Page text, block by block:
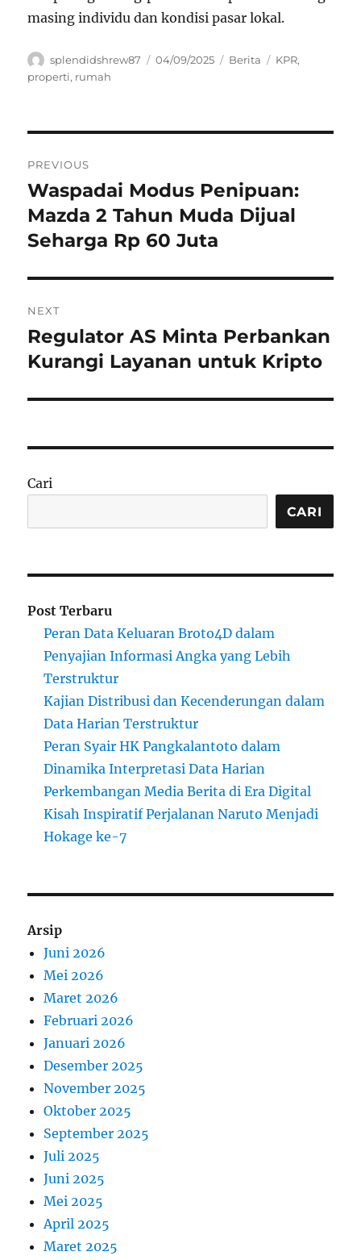
masing individu dan kondisi pasar lokal.
Author
splendidshrew87
Posted
04/09/2025 Categories
Berita Tags
KPR,
properti, rumah
pos
PREVIOUS
Previous
post:
Waspadai Modus Penipuan:
Mazda 2 Tahun Muda Dijual
Seharga Rp 60 Juta
NEXT
Next
post:
Regulator AS Minta Perbankan
Kurangi Layanan untuk Kripto
Cari
CARI
Post Terbaru
Peran Data Keluaran Broto4D dalam
Penyajian Informasi Angka yang Lebih
Terstruktur
Kajian Distribusi dan Kecenderungan dalam
Data Harian Terstruktur
Peran Syair HK Pangkalantoto dalam
Dinamika Interpretasi Data Harian
Perkembangan Media Berita di Era Digital
Kisah Inspiratif Perjalanan Naruto Menjadi
Hokage ke-7
Arsip
Juni 2026
Mei 2026
Maret 2026
Februari 2026
Januari 2026
Desember 2025
November 2025
Oktober 2025
September 2025
Juli 2025
Juni 2025
Mei 2025
April 2025
Maret 2025